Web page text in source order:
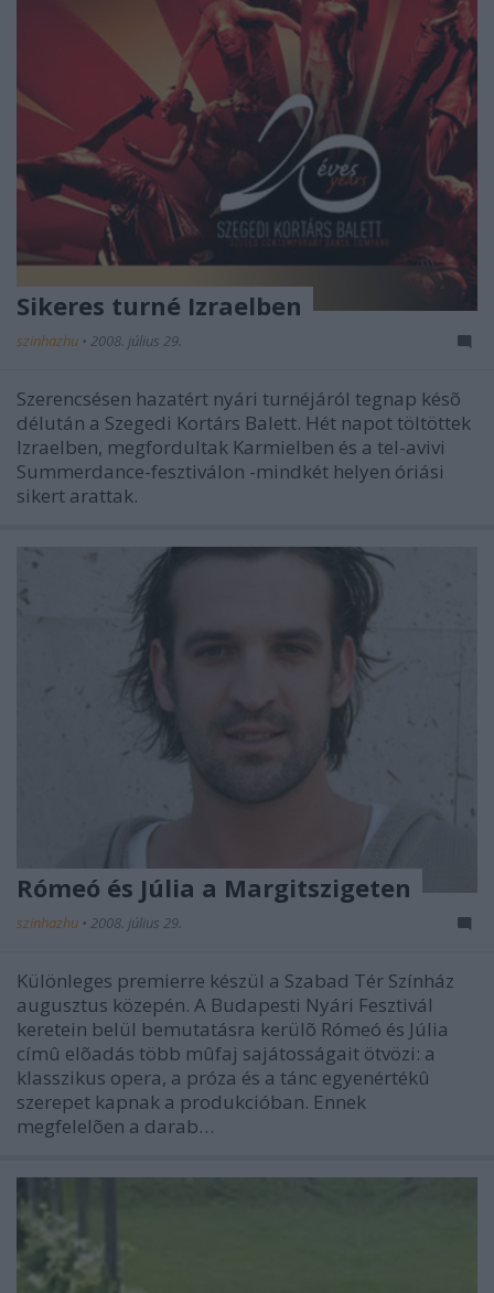
Sikeres turné Izraelben
szinhazhu • 2008. július 29.
Szerencsésen hazatért nyári turnéjáról tegnap késõ
délután a Szegedi Kortárs Balett. Hét napot töltöttek
Izraelben, megfordultak Karmielben és a tel-avivi
Summerdance-fesztiválon -mindkét helyen óriási
sikert arattak.
Rómeó és Júlia a Margitszigeten
szinhazhu • 2008. július 29.
Különleges premierre készül a Szabad Tér Színház
augusztus közepén. A Budapesti Nyári Fesztivál
keretein belül bemutatásra kerülõ Rómeó és Júlia
címû elõadás több mûfaj sajátosságait ötvözi: a
klasszikus opera, a próza és a tánc egyenértékû
szerepet kapnak a produkcióban. Ennek
megfelelõen a darab…